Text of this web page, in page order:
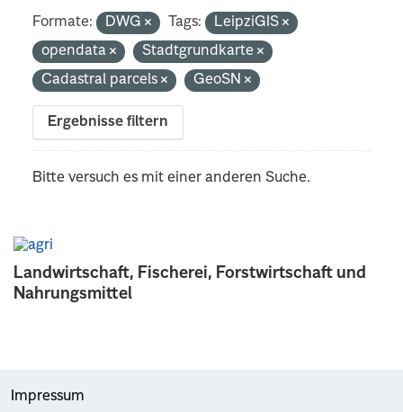
Landwirtschaft, Fischerei, Forstwirtschaft und
Nahrungsmittel
Formate: DWG Tags:
LeipziGIS
opendata
Stadtgrundkarte
Cadastral parcels
GeoSN
Ergebnisse filtern
Bitte versuch es mit einer anderen Suche.
Impressum